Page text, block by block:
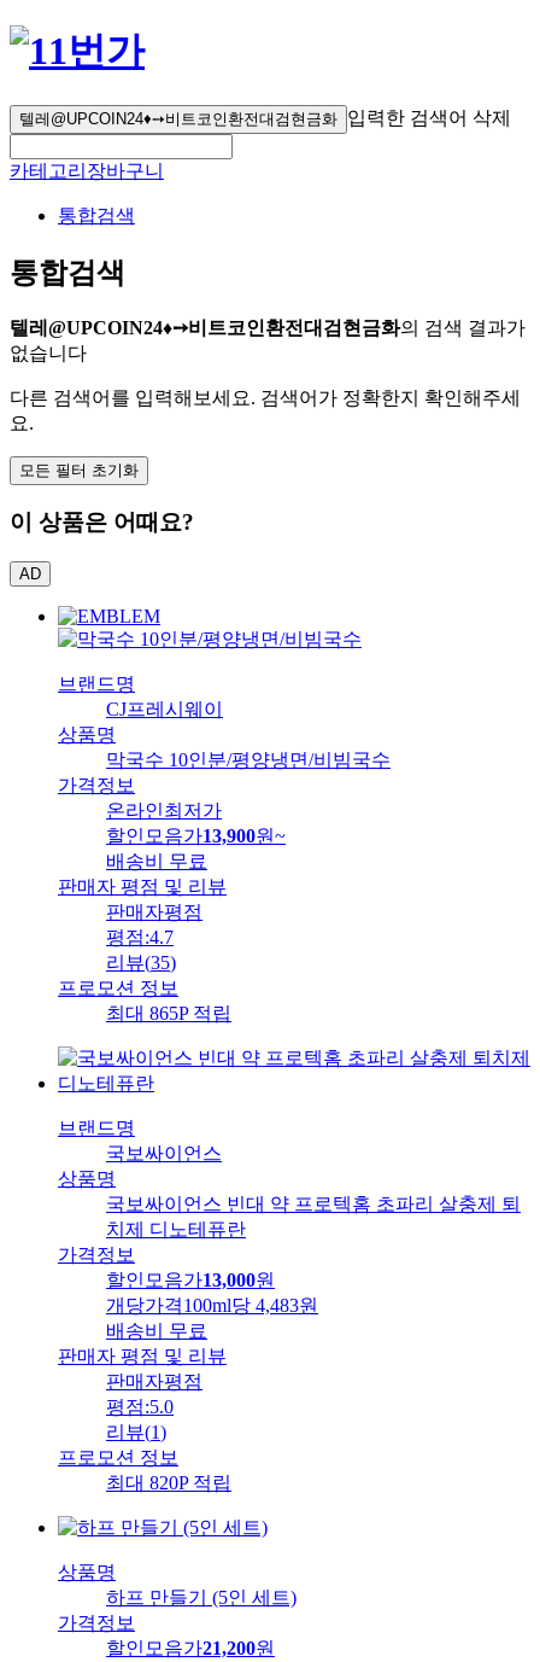
텔레@UPCOIN24♦➙비트코인환전대검현금화 입력한 검색어 삭제
카테고리 장바구니
통합검색
통합검색
텔레@UPCOIN24♦➙비트코인환전대검현금화의 검색 결과가
없습니다
다른 검색어를 입력해보세요. 검색어가 정확한지 확인해주세
요.
모든 필터 초기화
이 상품은 어때요?
AD
브랜드명
CJ프레시웨이
상품명
막국수 10인분/평양냉면/비빔국수
가격정보
온라인최저가
할인모음가13,900원~
배송비
무료
판매자 평점 및 리뷰
판매자평점
평점:4.7
리뷰(35)
프로모션 정보
최대 865P 적립
브랜드명
국보싸이언스
상품명
국보싸이언스 빈대 약 프로텍홈 초파리 살충제 퇴
치제 디노테퓨란
가격정보
할인모음가13,000원
개당가격100ml당 4,483원
배송비
무료
판매자 평점 및 리뷰
판매자평점
평점:5.0
리뷰(1)
프로모션 정보
최대 820P 적립
상품명
하프 만들기 (5인 세트)
가격정보
할인모음가21,200원